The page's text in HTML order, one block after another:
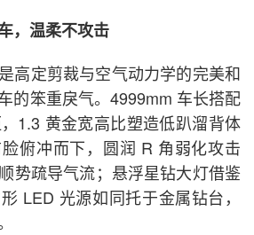
，温柔不攻击
高定剪裁与空气动力学的完美和
的笨重戾气。4999mm 车长搭配
1.3 黄金宽高比塑造低趴溜背体
俯冲而下，圆润 R 角弱化攻击
势疏导气流；悬浮星钻大灯借鉴
LED 光源如同托于金属钻台，